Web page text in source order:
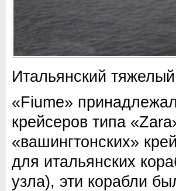
Итальянский
«Fiume»
крейсеров типа
«вашингтонских»
для итальянских
узла), эти корабли